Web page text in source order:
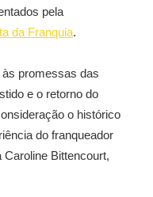
pela
da Franquia.
promessas das
e o retorno do
o histórico
do franqueador
Caroline Bittencourt,